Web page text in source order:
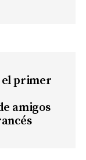
el primer
amigos